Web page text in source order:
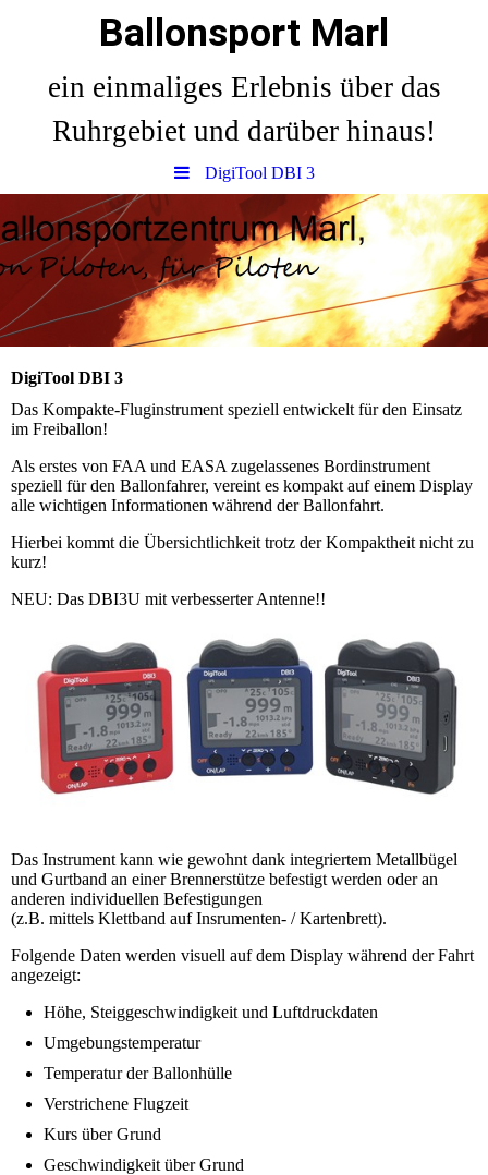
Ballonsport Marl
ein einmaliges Erlebnis über das
Ruhrgebiet und darüber hinaus!
DigiTool DBI 3
DigiTool DBI 3
Das Kompakte-Fluginstrument speziell entwickelt für den Einsatz
im Freiballon!
Als erstes von FAA und EASA zugelassenes Bordinstrument
speziell für den Ballonfahrer, vereint es kompakt auf einem Display
alle wichtigen Informationen während der Ballonfahrt.
Hierbei kommt die Übersichtlichkeit trotz der Kompaktheit nicht zu
kurz!
NEU: Das DBI3U mit verbesserter Antenne!!
Das Instrument kann wie gewohnt dank integriertem Metallbügel
und Gurtband an einer Brennerstütze befestigt werden oder an
anderen individuellen Befestigungen
(z.B. mittels Klettband auf Insrumenten- / Kartenbrett).
Folgende Daten werden visuell auf dem Display während der Fahrt
angezeigt:
Höhe, Steiggeschwindigkeit und Luftdruckdaten
Umgebungstemperatur
Temperatur der Ballonhülle
Verstrichene Flugzeit
Kurs über Grund
Geschwindigkeit über Grund